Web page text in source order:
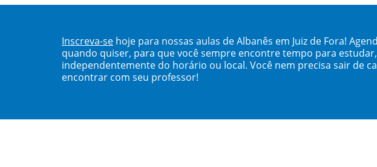
Inscreva-se hoje para nossas aulas de Albanês em Juiz de Fora!
quando quiser, para que você sempre encontre tempo para estudar,
independentemente do horário ou local. Você nem precisa sair de
encontrar com seu professor!